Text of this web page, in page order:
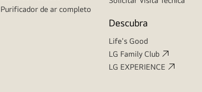
Purificador de ar completo
Descubra
Life's Good
LG Family Club
LG EXPERIENCE